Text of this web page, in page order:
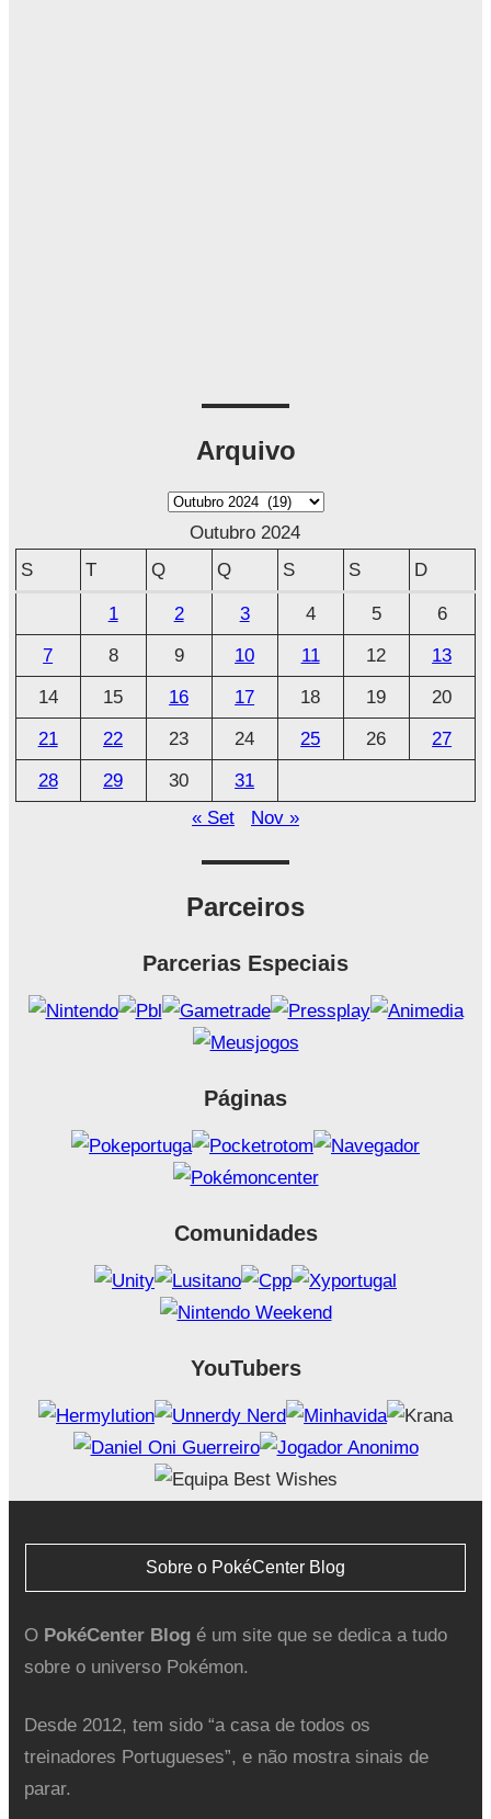
Arquivo
A
v
o
Outubro 2024
S
T Q Q S S D
1 2 3 4 5
6
7
8 9 10 11 12
13
14
15 16 17 18 19
20
21
22 23 24 25 26
27
28
29 30
31
« Set
Nov »
Parceiros
Parcerias Especiais
Páginas
Comunidades
YouTubers
Sobre o PokéCenter Blog
O PokéCenter Blogé um site que se dedica a tudo
sobre o universo Pokémon.
Desde 2012, tem sido “a casa de todos os
treinadores Portugueses”, e não mostra sinais de
parar.